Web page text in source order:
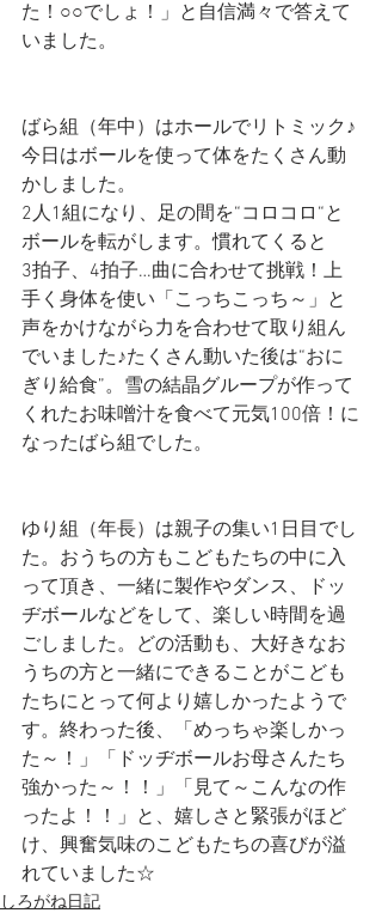
た！○○でしょ！」と自信満々で答えて
いました。
ばら組（年中）はホールでリトミック♪
今日はボールを使って体をたくさん動
かしました。
2人1組になり、足の間を“コロコロ“と
ボールを転がします。慣れてくると
3拍子、4拍子…曲に合わせて挑戦！上
手く身体を使い「こっちこっち～」と
声をかけながら力を合わせて取り組ん
でいました♪たくさん動いた後は“おに
ぎり給食”。雪の結晶グループが作って
くれたお味噌汁を食べて元気100倍！に
なったばら組でした。
ゆり組（年長）は親子の集い1日目でし
た。おうちの方もこどもたちの中に入
って頂き、一緒に製作やダンス、ドッ
ヂボールなどをして、楽しい時間を過
ごしました。どの活動も、大好きなお
うちの方と一緒にできることがこども
たちにとって何より嬉しかったようで
す。終わった後、「めっちゃ楽しかっ
た～！」「ドッヂボールお母さんたち
強かった～！！」「見て～こんなの作
ったよ！！」と、嬉しさと緊張がほど
け、興奮気味のこどもたちの喜びが溢
れていました☆
しろがね日記